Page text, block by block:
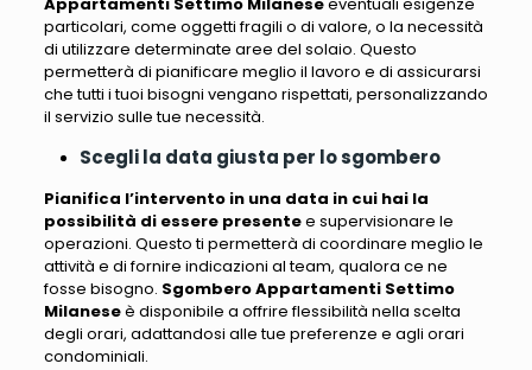
particolari, come oggetti fragili o di valore, o la necessità
di utilizzare determinate aree del solaio. Questo
permetterà di pianificare meglio il lavoro e di assicurarsi
che tutti i tuoi bisogni vengano rispettati, personalizzando
il servizio sulle tue necessità.
Scegli la data giusta per lo sgombero
Pianifica l’intervento in una data in cui hai la
possibilità di essere presentee supervisionare le
operazioni. Questoti permetterà di coordinare meglio le
attività e di fornire indicazioni al team, qualora ce ne
fosse bisogno. Sgombero Appartamenti Settimo
Milaneseè disponibile a offrire flessibilità nella scelta
degli orari, adattandosi alle tue preferenze e agli orari
condominiali.